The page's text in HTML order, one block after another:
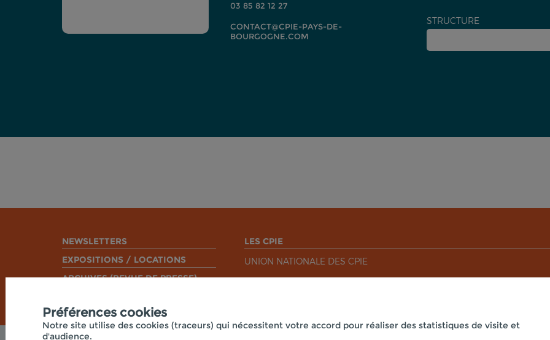
03 85 82 12 27
CONTACT@CPIE-PAYS-DE-
BOURGOGNE.COM
STRUCTURE
NEWSLETTERS
EXPOSITIONS / LOCATIONS
ARCHIVES (REVUE DE PRESSE)
LES CPIE
UNION NATIONALE DES CPIE
Préférences cookies
Notre site utilise des cookies (traceurs) qui nécessitent votre accord pour réaliser des statistiques de visite et
d'audience.